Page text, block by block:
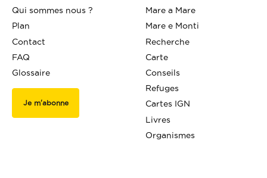
Qui sommes nous ?
Plan
Contact
FAQ
Glossaire
Je m'abonne
Mare a Mare
Mare e Monti
Recherche
Carte
Conseils
Refuges
Cartes IGN
Livres
Organismes